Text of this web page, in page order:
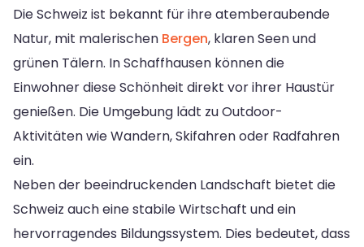
Die Schweiz ist bekannt für ihre atemberaubende
Natur, mit malerischen Bergen, klaren Seen und
grünen Tälern. In Schaffhausen können die
Einwohner diese Schönheit direkt vor ihrer Haustür
genießen. Die Umgebung lädt zu Outdoor-
Aktivitäten wie Wandern, Skifahren oder Radfahren
ein.
Neben der beeindruckenden Landschaft bietet die
Schweiz auch eine stabile Wirtschaft und ein
hervorragendes Bildungssystem. Dies bedeutet, dass